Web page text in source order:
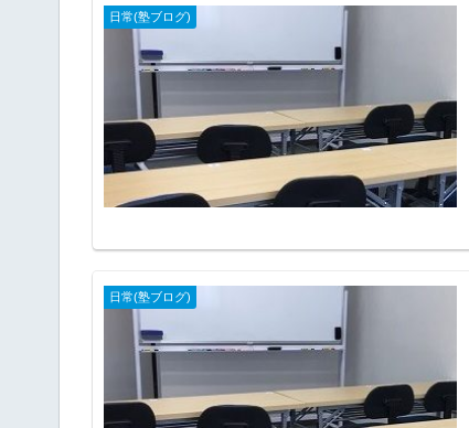
日常(塾ブログ)
日常(塾ブログ)